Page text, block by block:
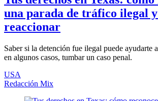
una parada de tráfico ilegal
reaccionar
Saber si la detención fue ilegal puede ayudarte
en algunos casos, tumbar un caso penal.
USA
Redacción Mix